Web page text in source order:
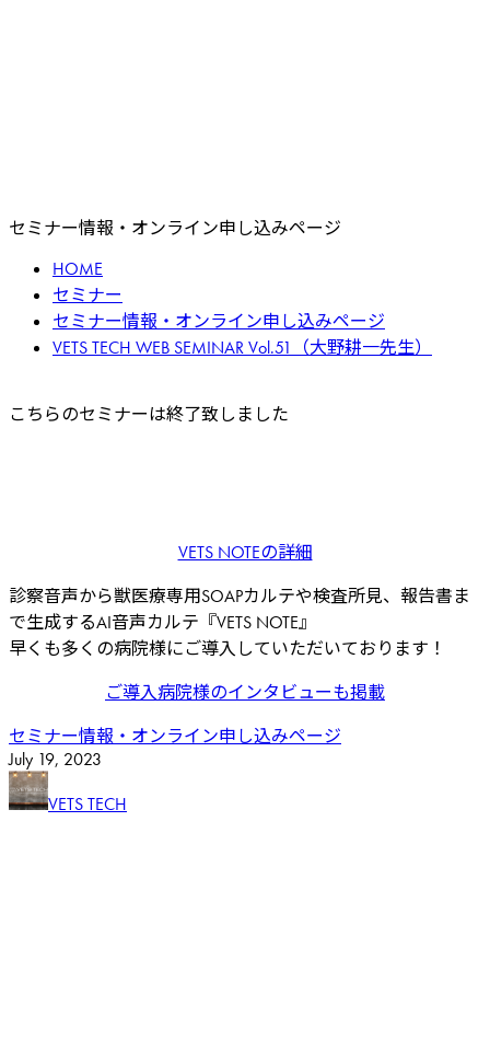
セミナー情報・オンライン申し込みページ
HOME
セミナー
セミナー情報・オンライン申し込みページ
VETS TECH WEB SEMINAR Vol.51（大野耕一先生）
こちらのセミナーは終了致しました
VETS NOTEの詳細
診察音声から獣医療専用SOAPカルテや検査所見、報告書ま
で生成するAI音声カルテ『VETS NOTE』
早くも多くの病院様にご導入していただいております！
ご導入病院様のインタビューも掲載
セミナー情報・オンライン申し込みページ
July 19, 2023
VETS TECH